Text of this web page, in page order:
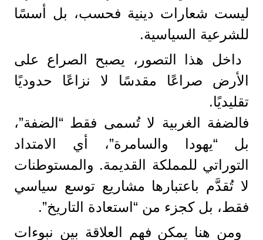
ليست شعارات دينية فحسب، بل أسسًا
للشرعية السياسية.
داخل هذا التصور، يصبح الصراع على
الأرض صراعًا مقدسًا لا نزاعًا حدوديًا
تقليديًا.
فالضفة الغربية لا تُسمى فقط “الضفة”،
بل “يهودا والسامرة”، أي الامتداد
التوراتي للمملكة القديمة. والمستوطنات
لا تُقدَّم باعتبارها مشاريع توسع سياسي
فقط، بل كجزء من “استعادة التاريخ”.
ومن هنا يمكن فهم العلاقة بين نبوءات